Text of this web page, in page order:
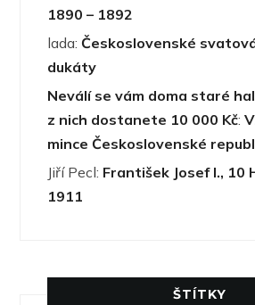
1890 – 1892
lada: Československé
dukáty
Neválí se vám doma staré
z nich dostanete 10 000 Kč:
mince Československé
Jiří Pecl: František Josef I., 10
1911
ŠTÍTKY